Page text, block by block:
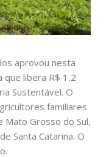
aprovou nesta
libera R$ 1,2
Sustentável. O
familiares
Mato Grosso do Sul,
Santa Catarina. O